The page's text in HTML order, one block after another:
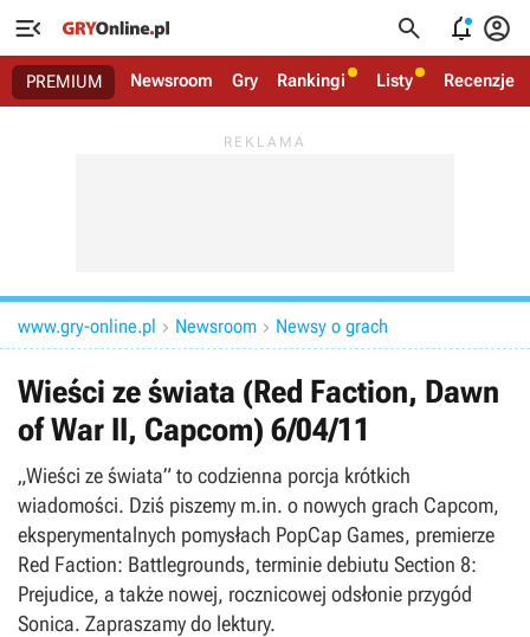
   
PREMIUM Newsroom Gry Rankingi Listy Recenzje
www.gry-online.pl  Newsroom  Newsy o grach
Wieści ze świata (Red Faction, Dawn
of War II, Capcom) 6/04/11
„Wieści ze świata” to codzienna porcja krótkich
wiadomości. Dziś piszemy m.in. o nowych grach Capcom,
eksperymentalnych pomysłach PopCap Games, premierze
Red Faction: Battlegrounds, terminie debiutu Section 8:
Prejudice, a także nowej, rocznicowej odsłonie przygód
Sonica. Zapraszamy do lektury.